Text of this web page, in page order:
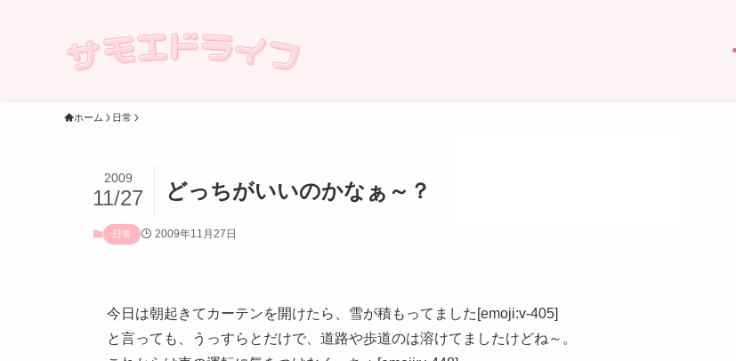
ホーム 日常
どっちがいいのかなぁ～？
2009
11/27
日常 2009年11月27日
今日は朝起きてカーテンを開けたら、雪が積もってました[emoji:v-405]
と言っても、うっすらとだけで、道路や歩道のは溶けてましたけどね～。